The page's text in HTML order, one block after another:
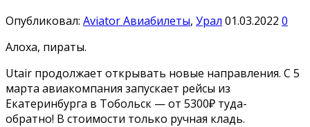
Опубликовал: AviatorАвиабилеты, Урал 01.03.2022 0
Алоха, пираты.
Utair продолжает открывать новые направления. С 5
марта авиакомпания запускает рейсы из
Екатеринбурга в Тобольск — от 5300₽ туда-
обратно! В стоимости только ручная кладь.